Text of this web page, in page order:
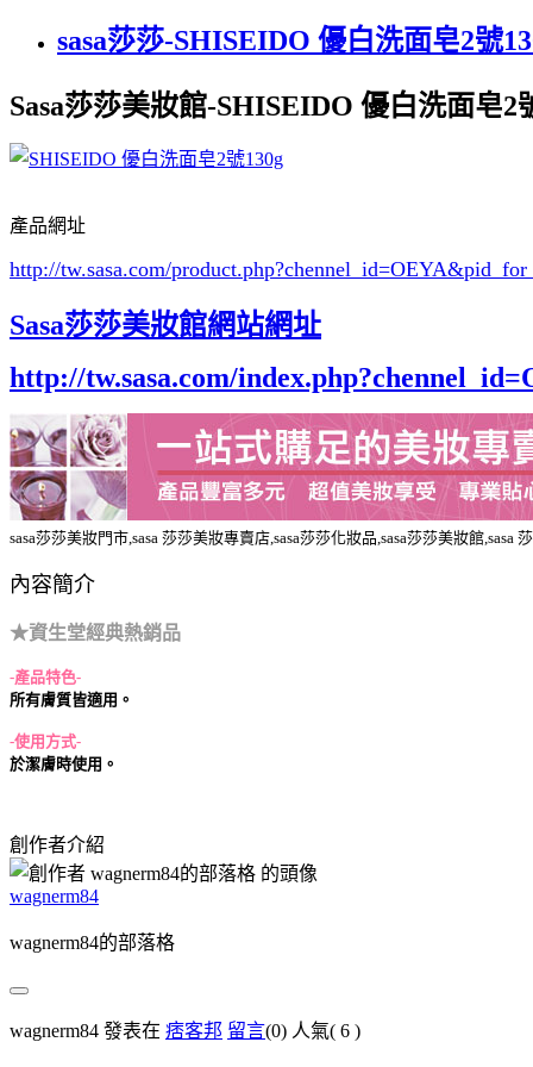
sasa莎莎-SHISEIDO 優白洗面皂2號
Sasa莎莎美妝館-SHISEIDO 優白洗面皂2
產品網址
http://tw.sasa.com/
Sasa莎莎美妝館網站網址
http://tw.sasa.com/
sasa莎莎美妝門市,sasa 莎莎美妝專賣店,sasa莎莎化妝品,sasa莎莎美妝館
內容簡介
★資生堂經典熱銷品
-產品特色-
所有膚質皆適用。
-使用方式-
於潔膚時使用。
創作者介紹
wagnerm84
wagnerm84的部落格
wagnerm84 發表在 痞客邦 留言(0) 人氣( 6 )